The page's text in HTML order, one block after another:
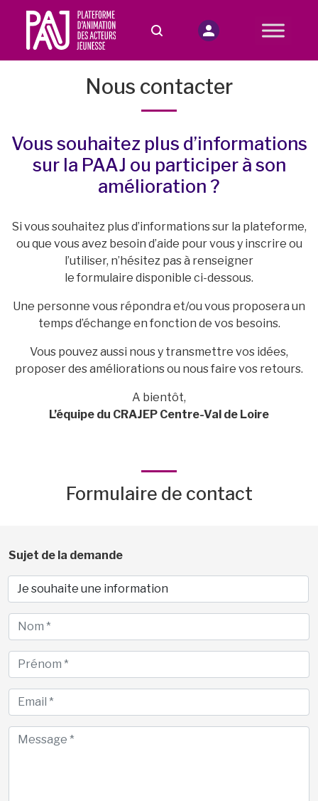
Nous contacter
Vous souhaitez plus d’informations
sur la PAAJ ou participer à son
amélioration ?
Si vous souhaitez plus d’informations sur la plateforme,
ou que vous avez besoin d’aide pour vous y inscrire ou
l’utiliser, n’hésitez pas à renseigner
le formulaire disponible ci-dessous.
Une personne vous répondra et/ou vous proposera un
temps d’échange en fonction de vos besoins.
Vous pouvez aussi nous y transmettre vos idées,
proposer des améliorations ou nous faire vos retours.
A bientôt,
L’équipe du CRAJEP Centre-Val de Loire
Formulaire de contact
Sujet de la demande